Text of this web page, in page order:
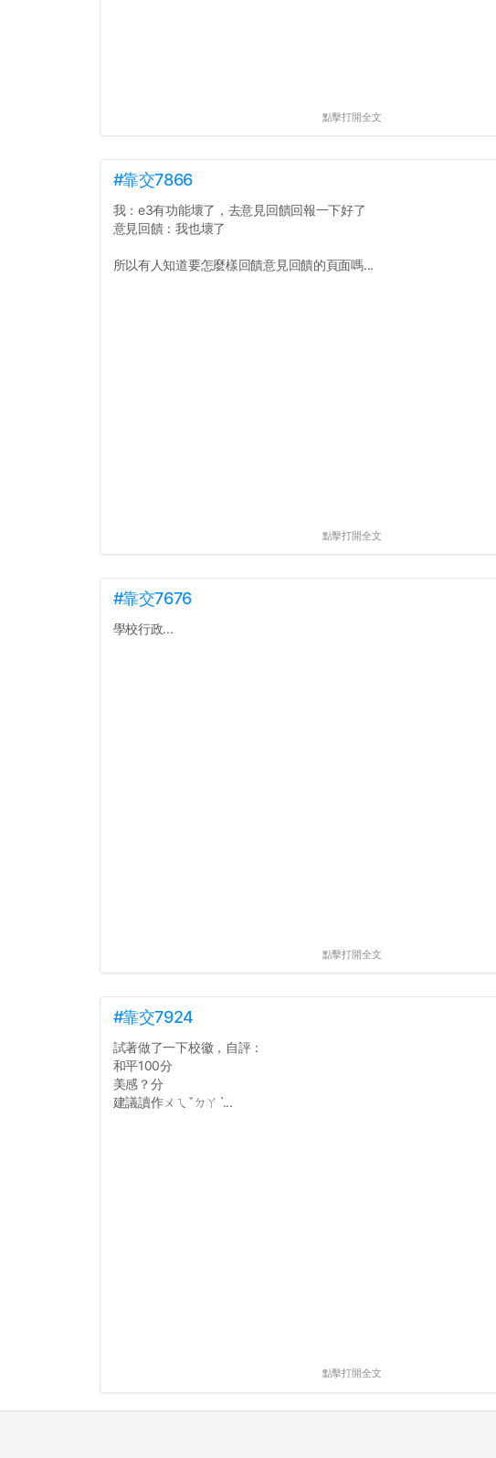
點擊打開全文
#靠交7866
我：e3有功能壞了，去意見回饋回報一下好了
意見回饋：我也壞了
所以有人知道要怎麼樣回饋意見回饋的頁面嗎...
點擊打開全文
#靠交7676
學校行政...
點擊打開全文
#靠交7924
試著做了一下校徽，自評：
和平100分
美感？分
建議讀作ㄨㄟˇㄉㄚˋ...
點擊打開全文